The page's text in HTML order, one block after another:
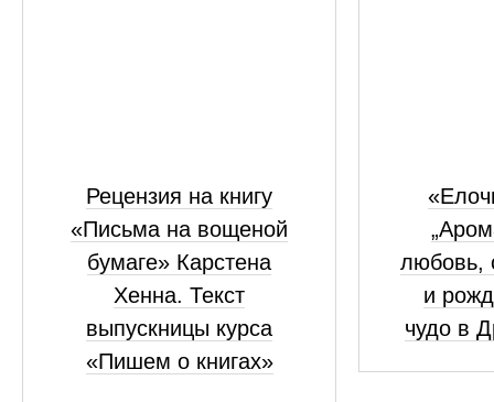
Рецензия на книгу
«Письма на вощеной
бумаге» Карстена
Хенна. Текст
выпускницы курса
«Пишем о книгах»
любовь,
и
чудо в